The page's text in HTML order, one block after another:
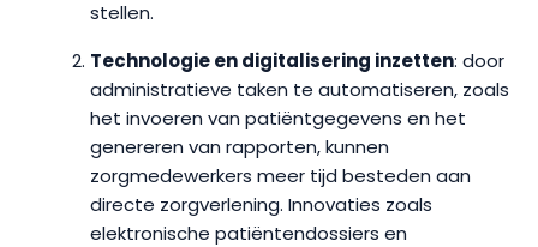
stellen.
Technologie en digitalisering inzetten: door
administratieve taken te automatiseren, zoals
het invoeren van patiëntgegevens en het
genereren van rapporten, kunnen
zorgmedewerkers meer tijd besteden aan
directe zorgverlening. Innovaties zoals
elektronische patiëntendossiers en